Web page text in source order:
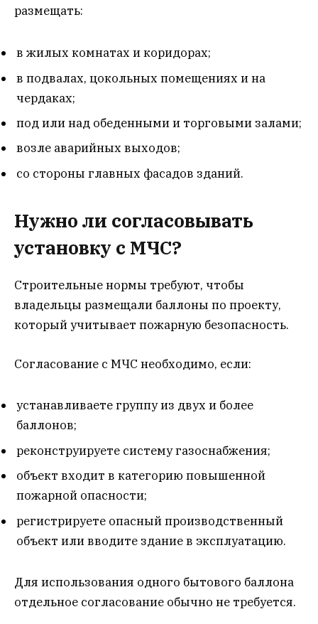
размещать:
в жилых комнатах и коридорах;
в подвалах, цокольных помещениях и на
чердаках;
под или над обеденными и торговыми залами;
возле аварийных выходов;
со стороны главных фасадов зданий.
Нужно ли согласовывать
установку с МЧС?
Строительные нормы требуют, чтобы
владельцы размещали баллоны по проекту,
который учитывает пожарную безопасность.
Согласование с МЧС необходимо, если:
устанавливаете группу из двух и более
баллонов;
реконструируете систему газоснабжения;
объект входит в категорию повышенной
пожарной опасности;
регистрируете опасный производственный
объект или вводите здание в эксплуатацию.
Для использования одного бытового баллона
отдельное согласование обычно не требуется.